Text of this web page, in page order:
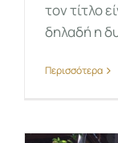
τον τίτλο
δηλαδή η
Περισσότερα